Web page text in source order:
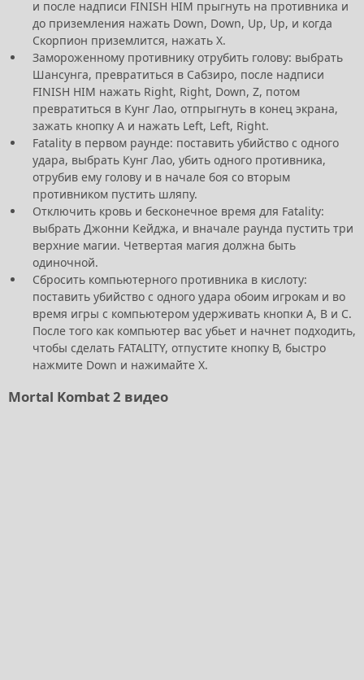
и после надписи FINISH HIM прыгнуть на противника и
до приземления нажать Down, Down, Up, Up, и когда
Скорпион приземлится, нажать X.
Замороженному противнику отрубить голову: выбрать
Шансунга, превратиться в Сабзиро, после надписи
FINISH HIM нажать Right, Right, Down, Z, потом
превратиться в Кунг Лао, отпрыгнуть в конец экрана,
зажать кнопку А и нажать Left, Left, Right.
Fatality в первом раунде: поставить убийство с одного
удара, выбрать Кунг Лао, убить одного противника,
отрубив ему голову и в начале боя со вторым
противником пустить шляпу.
Отключить кровь и бесконечное время для Fatality:
выбрать Джонни Кейджа, и вначале раунда пустить три
верхние магии. Четвертая магия должна быть
одиночной.
Сбросить компьютерного противника в кислоту:
поставить убийство с одного удара обоим игрокам и во
время игры с компьютером удерживать кнопки А, В и С.
После того как компьютер вас убьет и начнет подходить,
чтобы сделать FATALITY, отпустите кнопку В, быстро
нажмите Down и нажимайте X.
Mortal Kombat 2 видео